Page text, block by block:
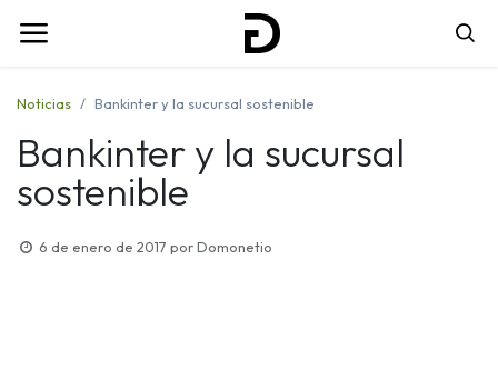
Noticias Bankinter y la sucursal sostenible
Bankinter y la sucursal
sostenible
6 de enero de 2017 porDomonetio